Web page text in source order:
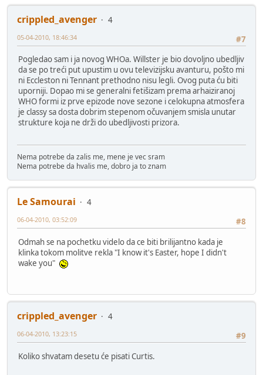
crippled_avenger
4
#7
05-04-2010, 18:46:34
Pogledao sam i ja novog WHOa. Willster je bio dovoljno ubedljiv
da se po treći put upustim u ovu televizijsku avanturu, pošto mi
ni Eccleston ni Tennant prethodno nisu legli. Ovog puta ću biti
uporniji. Dopao mi se generalni fetišizam prema arhaiziranoj
WHO formi iz prve epizode nove sezone i celokupna atmosfera
je classy sa dosta dobrim stepenom očuvanjem smisla unutar
strukture koja ne drži do ubedljivosti prizora.
Nema potrebe da zalis me, mene je vec sram
Nema potrebe da hvalis me, dobro ja to znam
Le Samourai
4
#8
06-04-2010, 03:52:09
Odmah se na pochetku videlo da ce biti brilijantno kada je
klinka tokom molitve rekla "I know it's Easter, hope I didn't
wake you"
crippled_avenger
4
#9
06-04-2010, 13:23:15
Koliko shvatam desetu će pisati Curtis.